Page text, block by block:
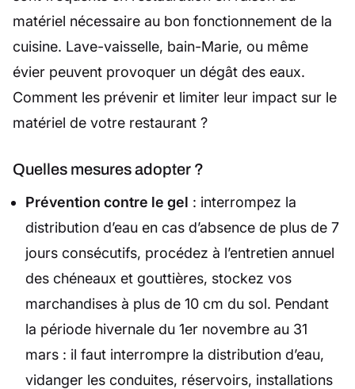
matériel nécessaire au bon fonctionnement de la
cuisine. Lave-vaisselle, bain-Marie, ou même
évier peuvent provoquer un dégât des eaux.
Comment les prévenir et limiter leur impact sur le
matériel de votre restaurant ?
Quelles mesures adopter ?
Prévention contre le gel : interrompez la
distribution d’eau en cas d’absence de plus de 7
jours consécutifs, procédez à l’entretien annuel
des chéneaux et gouttières, stockez vos
marchandises à plus de 10 cm du sol. Pendant
la période hivernale du 1er novembre au 31
mars : il faut interrompre la distribution d’eau,
vidanger les conduites, réservoirs, installations